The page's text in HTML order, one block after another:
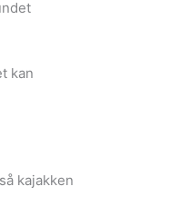
kan
kajakken